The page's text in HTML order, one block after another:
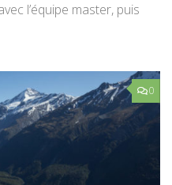
l’équipe master, puis
0